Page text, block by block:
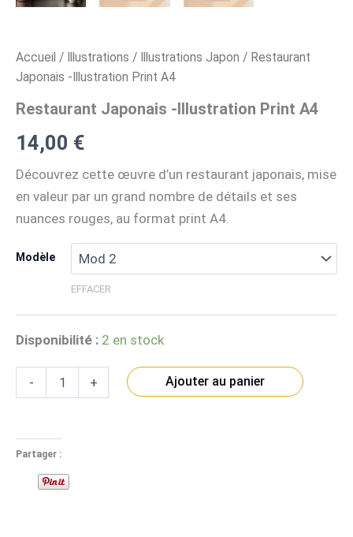
Accueil / Illustrations / Illustrations Japon / Restaurant
Japonais -Illustration Print A4
Restaurant Japonais -Illustration Print A4
14,00 €
Découvrez cette œuvre d’un restaurant japonais, mise
en valeur par un grand nombre de détails et ses
nuances rouges, au format print A4.
Modèle
EFFACER
Disponibilité : 2 en stock
-
-
Illustration
+ Ajouter au panier
Partager :